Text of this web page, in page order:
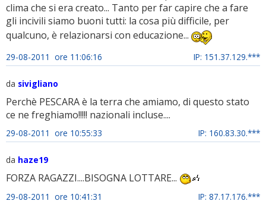
clima che si era creato... Tanto per far capire che a fare
gli incivili siamo buoni tutti: la cosa più difficile, per
qualcuno, è relazionarsi con educazione...
29-08-2011 ore 11:06:16 IP: 151.37.129.***
da sivigliano
Perchè PESCARA è la terra che amiamo, di questo stato
ce ne freghiamo!!!!! nazionali incluse....
29-08-2011 ore 10:55:33 IP: 160.83.30.***
da haze19
FORZA RAGAZZI....BISOGNA LOTTARE...
29-08-2011 ore 10:41:31 IP: 87.17.176.***